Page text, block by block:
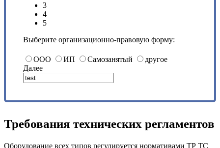
3
4
5
Выберите организационно-правовую форму:
ООО ИП Самозанятый
другое
Далее
Требования технических регламентов
Оборудование всех типов регулируется нормативами ТР ТС